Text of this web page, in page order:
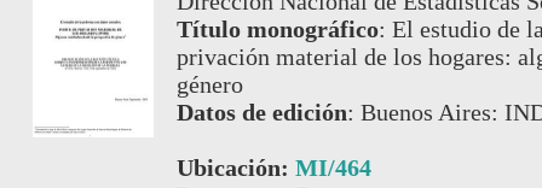
Título monográfico: El estudio de
privación material de los hogares:
género
Datos de edición: Buenos Aires:
Ubicación: MI/464